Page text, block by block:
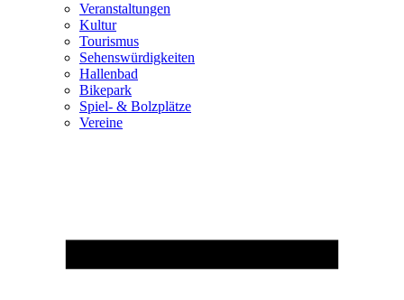
Veranstaltungen
Kultur
Tourismus
Sehenswürdigkeiten
Hallenbad
Bikepark
Spiel- & Bolzplätze
Vereine